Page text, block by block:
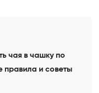
чая в чашку по
правила и советы